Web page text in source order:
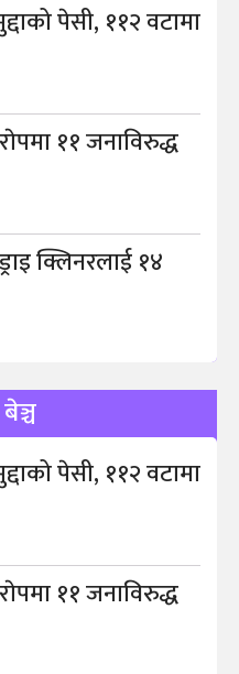
पेसी, ११२ वटामा
११ जनाविरुद्ध
क्लिनरलाई १४
पेसी, ११२ वटामा
११ जनाविरुद्ध